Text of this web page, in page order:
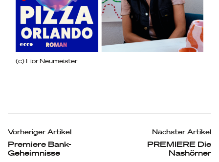
(c) Lior Neumeister
Beitragsnavigation
Vorheriger Artikel
Premiere Bank-
Geheimnisse
Nächster Artikel
PREMIERE Die
Nashörner